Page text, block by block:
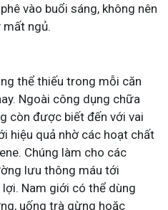
vào buổi sáng, không nên
mất ngủ.
thể thiếu trong mỗi căn
Ngoài công dụng chữa
còn được biết đến với vai
hiệu quả nhờ các hoạt chất
Chúng làm cho các
lưu thông máu tới
Nam giới có thể dùng
uống trà gừng hoặc